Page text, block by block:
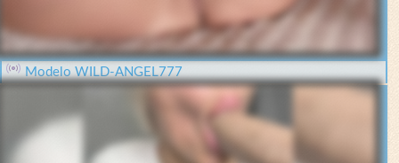
Modelo WILD-ANGEL777